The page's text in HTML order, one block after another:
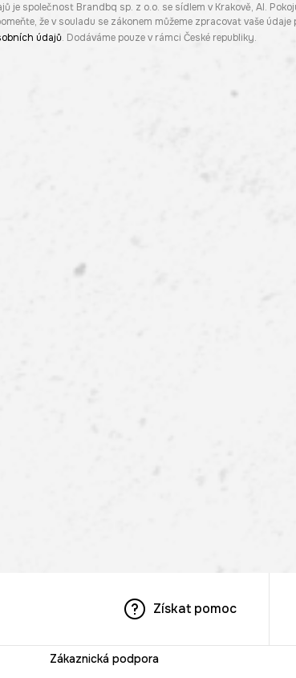
je společnost Brandbq sp. z o.o. se sídlem v Krakově, Al.
že v souladu se zákonem můžeme zpracovat vaše
údajů. Dodáváme pouze v rámci České republiky.
Získat pomoc
Zákaznická podpora